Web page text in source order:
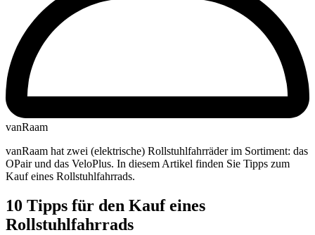
vanRaam
vanRaam hat zwei (elektrische) Rollstuhlfahrräder im Sortiment: das
OPair und das VeloPlus. In diesem Artikel finden Sie Tipps zum
Kauf eines Rollstuhlfahrrads.
10 Tipps für den Kauf eines
Rollstuhlfahrrads